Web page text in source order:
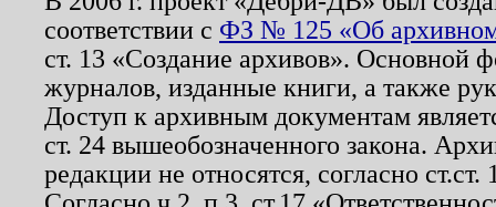
соответствии с ФЗ № 125 «Об
ст. 13 «Создание архивов». Основной
журналов, изданные книги, а также
Доступ к архивным документам
ст. 24 вышеобозначенного закона.
редакции не относятся, согласно